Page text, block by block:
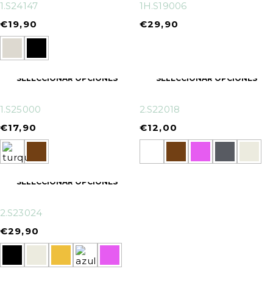
1.S24147
€19,90
1H.S19006
€29,90
SELECCIONAR OPCIONES
1.S25000
€17,90
SELECCIONAR OPCIONES
2.S22018
€12,00
SELECCIONAR OPCIONES
2.S23024
€29,90